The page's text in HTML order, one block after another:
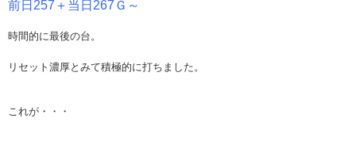
前日257＋当日267Ｇ～
時間的に最後の台。
リセット濃厚とみて積極的に打ちました。
これが・・・